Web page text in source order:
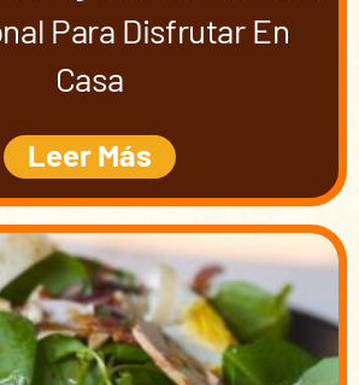
Para Disfrutar En
Casa
Leer Más